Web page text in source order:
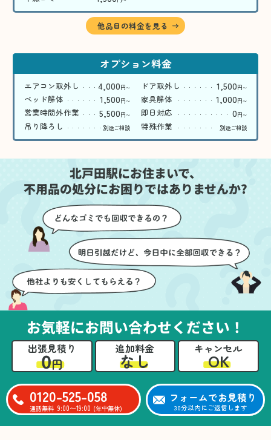
他品目の料金を見る
オプション料金
エアコン取外し 4,000円〜 ドア取外し 1,500円〜
ベッド解体 1,500円〜 家具解体 1,000円〜
営業時間外作業 5,500円〜 即日対応 0円〜
吊り降ろし 別途ご相談 特殊作業 別途ご相談
北戸田駅にお住まいで、
不用品の処分にお困りではありませんか?
お気軽にお問い合わせください！
出張見積り
0円
追加料金
なし
キャンセル
OK
0120-525-058
通話無料 9:00〜19:00 (年中無休)
フォームでお見積り
30分以内にご返信します